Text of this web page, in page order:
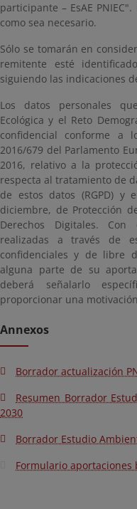
participante – EsAE
como sea necesario.
Sólo se tomarán en
remitente esté
siguiendo las indicaciones
Los datos personales
Ecológica y el Reto
confidencial conforme a
2016/679 del Parlamento
2016, relativo a la
respecta al tratamiento de
de estos datos (RGPD) y
diciembre, de Protección
Derechos Digitales. Con
realizadas a través de
confidenciales y de libre
alguna parte de su
deberá señalarlo
proporcionar una
Annexos
Borrador actualización
Resumen Borrador
2030
Borrador Estudio
Formulario aportaciones